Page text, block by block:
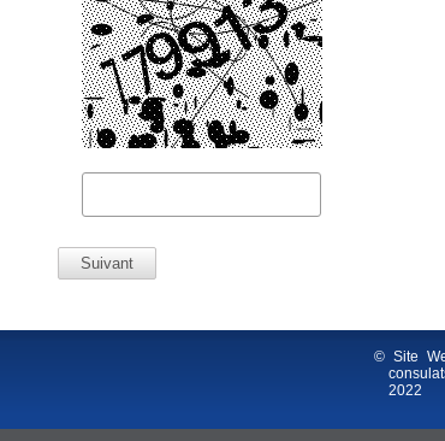
© Site
2022